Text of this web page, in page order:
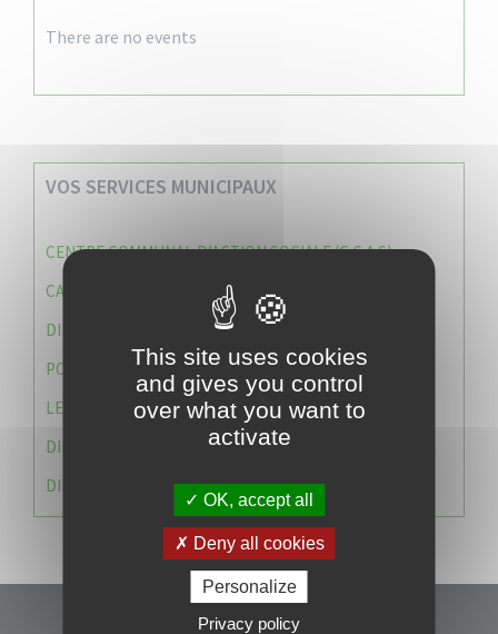
There are no events
VOS SERVICES MUNICIPAUX
CENTRE COMMUNAL D’ACTION SOCIALE (C.C.A.S)
CAISSE DES ÉCOLES
DIRECTION DES SERVICES TECHNIQUES
POLICE MUNICIPALE
LE CABINET DU MAIRE
DIRECTION DES RESSOURCES ET MOYENS
DIRECTION DU DEVELLOPPEMENT URBAIN DURABL
This site uses cookies
and gives you control
over what you want to
activate
OK, accept all
Deny all cookies
Personalize
Privacy policy